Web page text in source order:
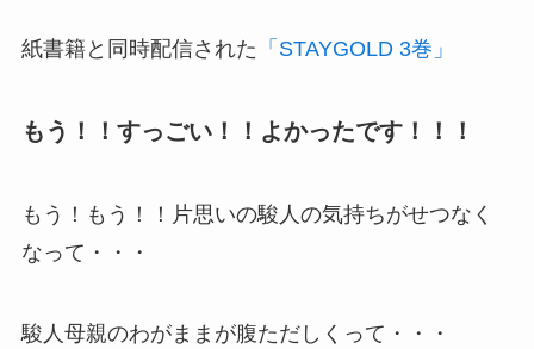
紙書籍と同時配信された 「STAYGOLD 3巻」
もう！！すっごい！！よかったです！！！
もう！もう！！片思いの駿人の気持ちがせつなく
なって・・・
駿人母親のわがままが腹ただしくって・・・